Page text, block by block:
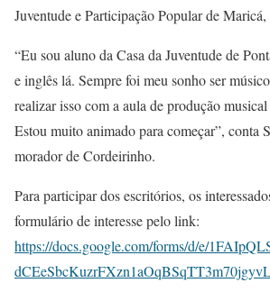
Juventude e Participação Popular de
“Eu sou aluno da Casa da Juventude de
e inglês lá. Sempre foi meu sonho ser
realizar isso com a aula de produção
Estou muito animado para começar”, conta
morador de Cordeirinho.
Para participar dos escritórios, os
formulário de interesse pelo link:
https://docs.google.com/forms/d/e/